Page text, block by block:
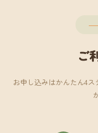
ご
お申し込みはかんたん4